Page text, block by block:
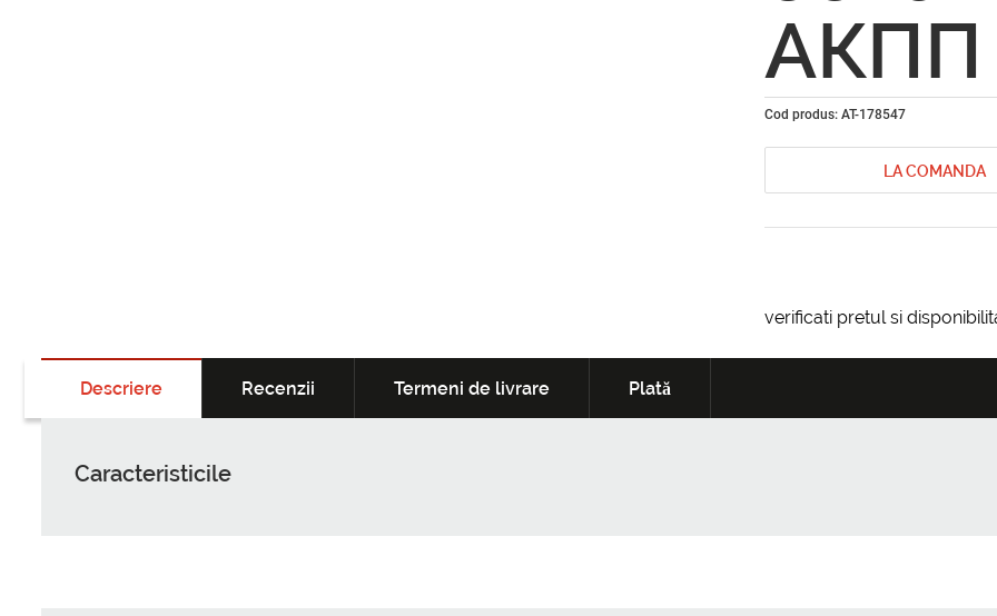
АКПП
Cod produs: AT-178547
LA COMANDA
verificati pretul si
Descriere Recenzii Termeni de livrare Plată
Caracteristicile